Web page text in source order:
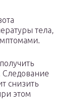
тела,
снизить
этом